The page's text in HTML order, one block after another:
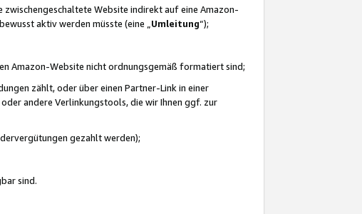
Website indirekt auf eine Amazon-
aktiv werden müsste (eine „ Umleitung“);
Amazon-Website nicht ordnungsgemäß formatiert sind;
zählt, oder über einen Partner-Link in einer
andere Verlinkungstools, die wir Ihnen ggf. zur
gezahlt werden);
sind.